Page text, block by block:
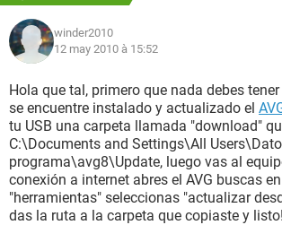
winder2010
12 may 2010 à 15:52
Hola que tal, primero que nada debes
se encuentre instalado y actualizado el
tu USB una carpeta llamada "download"
C:\Documents and Settings\All
programa\avg8\Update, luego vas al
conexión a internet abres el AVG buscas
"herramientas" seleccionas "actualizar
das la ruta a la carpeta que copiaste y